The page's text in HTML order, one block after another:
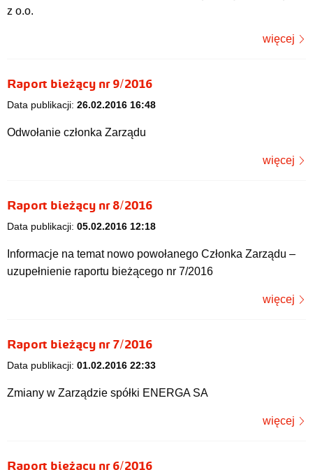
z o.o.
więcej
Raport bieżący nr 9/2016
Data publikacji: 26.02.2016 16:48
Odwołanie członka Zarządu
więcej
Raport bieżący nr 8/2016
Data publikacji: 05.02.2016 12:18
Informacje na temat nowo powołanego Członka Zarządu –
uzupełnienie raportu bieżącego nr 7/2016
więcej
Raport bieżący nr 7/2016
Data publikacji: 01.02.2016 22:33
Zmiany w Zarządzie spółki ENERGA SA
więcej
Raport bieżący nr 6/2016